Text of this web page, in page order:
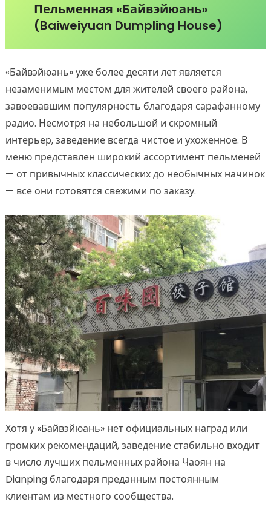
Пельменная «Байвэйюань»
(Baiweiyuan Dumpling House)
«Байвэйюань» уже более десяти лет является
незаменимым местом для жителей своего района,
завоевавшим популярность благодаря сарафанному
радио. Несмотря на небольшой и скромный
интерьер, заведение всегда чистое и ухоженное. В
меню представлен широкий ассортимент пельменей
— от привычных классических до необычных начинок
— все они готовятся свежими по заказу.
Хотя у «Байвэйюань» нет официальных наград или
громких рекомендаций, заведение стабильно входит
в число лучших пельменных района Чаоян на
Dianping благодаря преданным постоянным
клиентам из местного сообщества.